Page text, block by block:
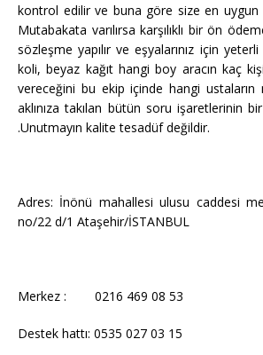
kontrol edilir ve buna göre size en uygun
Mutabakata varılırsa karşılıklı bir ön
sözleşme yapılır ve eşyalarınız için
koli, beyaz kağıt hangi boy aracın kaç
vereceğini bu ekip içinde hangi ustaların
aklınıza takılan bütün soru işaretlerinin bir
.Unutmayın kalite tesadüf değildir.
Adres: İnönü mahallesi ulusu caddesi
no/22 d/1 Ataşehir/İSTANBUL
Merkez : 0216 469 08 53
Destek hattı: 0535 027 03 15